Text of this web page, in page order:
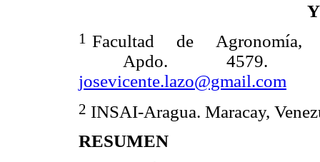
1 Facultad de Agronomía,
Apdo. 4579.
josevicente.lazo@gmail.com
2 INSAI-Aragua. Maracay,
RESUMEN